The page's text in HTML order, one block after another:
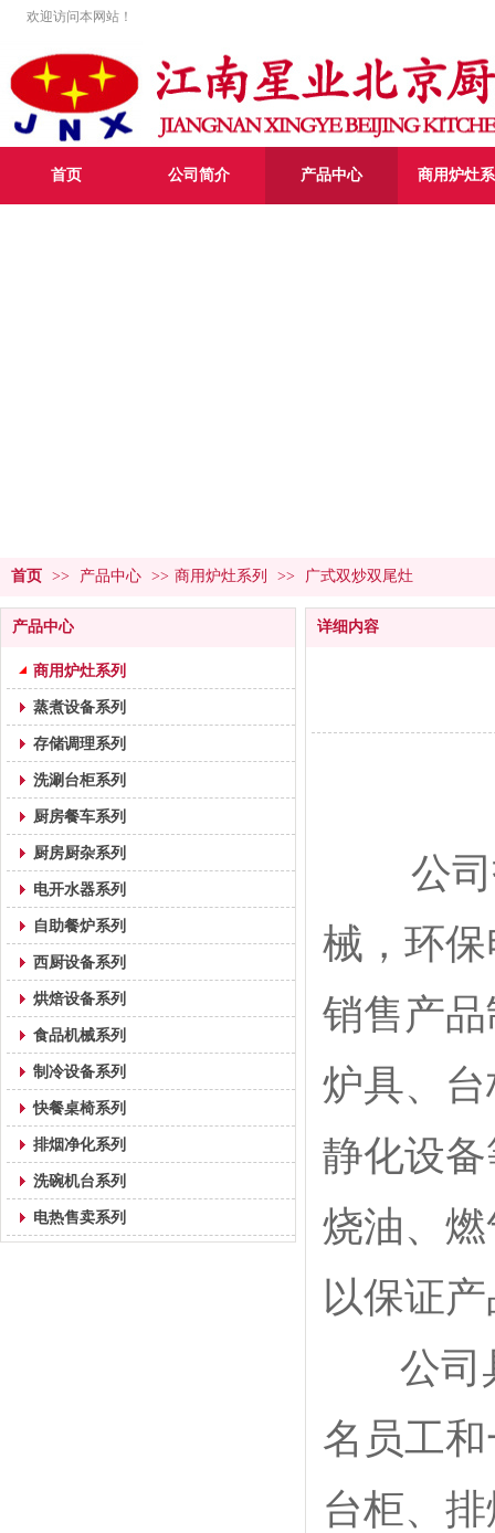
欢迎访问本网站！
首页 公司简介 产品中心 商用炉灶
首页 >> 产品中心 >> 商用炉灶系列 >> 广式双炒双尾灶
产品中心
商用炉灶系列
蒸煮设备系列
存储调理系列
洗涮台柜系列
厨房餐车系列
厨房厨杂系列
电开水器系列
自助餐炉系列
西厨设备系列
烘焙设备系列
食品机械系列
制冷设备系列
快餐桌椅系列
排烟净化系列
洗碗机台系列
电热售卖系列
详细内容
公司技
械，环
销售产
炉具、
静化设
烧油、
以保证
公司具
名员工
台柜、